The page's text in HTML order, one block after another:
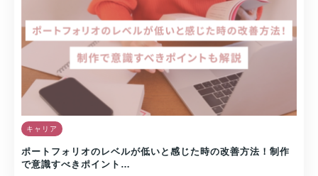
キャリア
ポートフォリオのレベルが低いと感じた時の改善方法！制作
で意識すべきポイント…